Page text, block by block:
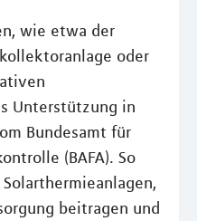
wie etwa der
oder
Unterstützung in
Bundesamt für
(BAFA). So
beitragen und